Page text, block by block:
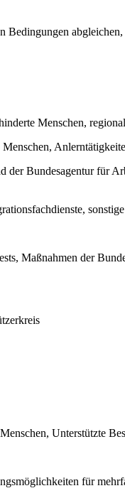
Bedingungen
Menschen,
der Bundesagentur für
Maßnahmen der
Unterstützte
für